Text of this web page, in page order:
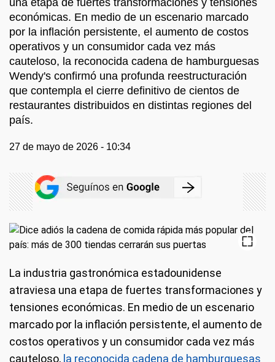
una etapa de fuertes transformaciones y tensiones
económicas. En medio de un escenario marcado
por la inflación persistente, el aumento de costos
operativos y un consumidor cada vez más
cauteloso, la reconocida cadena de hamburguesas
Wendy's confirmó una profunda reestructuración
que contempla el cierre definitivo de cientos de
restaurantes distribuidos en distintas regiones del
país.
27 de mayo de 2026 - 10:34
La industria gastronómica estadounidense
atraviesa una etapa de fuertes transformaciones y
tensiones económicas. En medio de un escenario
marcado por la inflación persistente, el aumento de
costos operativos y un consumidor cada vez más
cauteloso, la reconocida cadena de hamburguesas